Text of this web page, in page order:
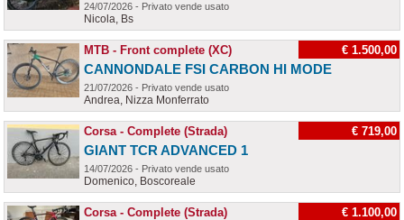
24/07/2026 - Privato vende usato
Nicola, Bs
MTB - Front complete (XC) € 1.500,00
CANNONDALE FSI CARBON HI MODE
21/07/2026 - Privato vende usato
Andrea, Nizza Monferrato
Corsa - Complete (Strada) € 719,00
GIANT TCR ADVANCED 1
14/07/2026 - Privato vende usato
Domenico, Boscoreale
Corsa - Complete (Strada) € 1.100,00